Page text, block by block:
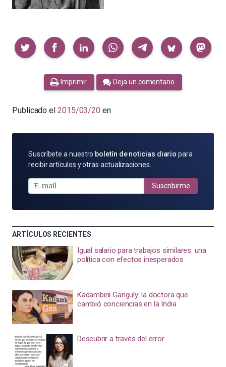
Compartir
Imprimir Deja un comentario
Publicado el 2015/03/20 en
SUSCRÍBETE
POR
MAIL
Suscríbete a nuestro boletín de noticias diario para
recibir artículos y otras actualizaciones.
Suscribirme
ARTÍCULOS RECIENTES
Igual salario para trabajos similares: una
política con efectos inesperados
Kadambini Ganguly: la doctora que
cambió conciencias en la India
Descubrir a través del error